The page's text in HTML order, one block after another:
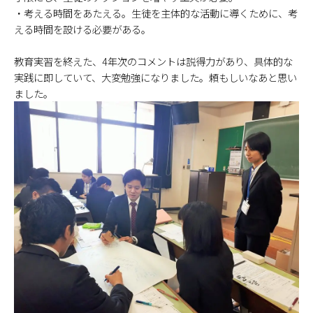
・考える時間をあたえる。生徒を主体的な活動に導くために、考
える時間を設ける必要がある。
教育実習を終えた、4年次のコメントは説得力があり、具体的な
実践に即していて、大変勉強になりました。頼もしいなあと思い
ました。